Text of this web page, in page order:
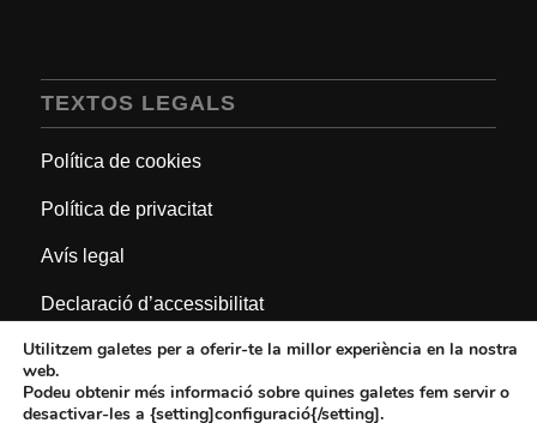
TEXTOS LEGALS
Política de cookies
Política de privacitat
Avís legal
Declaració d’accessibilitat
Utilitzem galetes per a oferir-te la millor experiència en la nostra
web.
Podeu obtenir més informació sobre quines galetes fem servir o
desactivar-les a {setting]configuració{/setting].